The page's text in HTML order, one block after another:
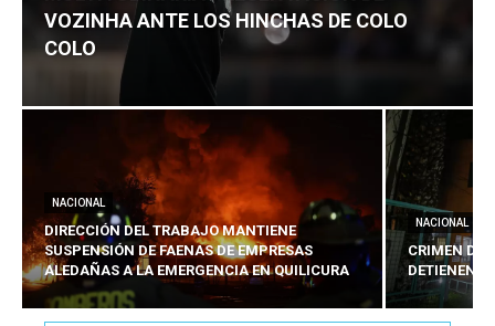
VOZINHA ANTE LOS HINCHAS DE COLO
COLO
NACIONAL
DIRECCIÓN DEL TRABAJO MANTIENE
SUSPENSIÓN DE FAENAS DE EMPRESAS
ALEDAÑAS A LA EMERGENCIA EN QUILICURA
NACIONAL
CRIMEN DE
DETIENEN